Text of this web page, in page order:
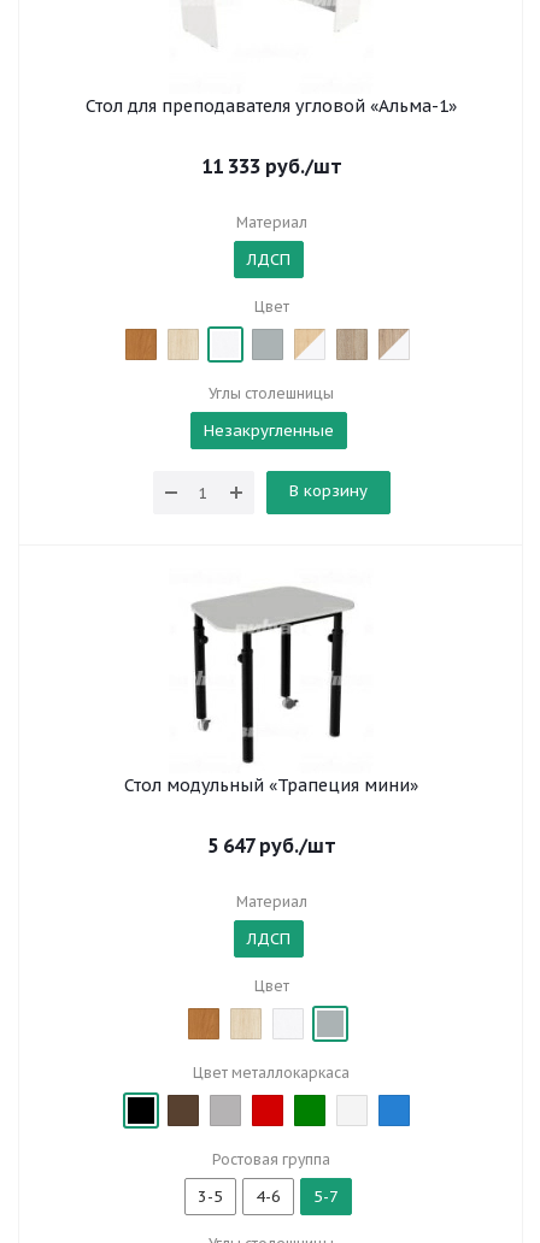
Стол для преподавателя угловой «Альма-1»
11 333руб./шт
Материал
ЛДСП
Цвет
Углы столешницы
Незакругленные
В корзину
Стол модульный «Трапеция мини»
5 647руб./шт
Материал
ЛДСП
Цвет
Цвет металлокаркаса
Ростовая группа
3-5 4-6 5-7